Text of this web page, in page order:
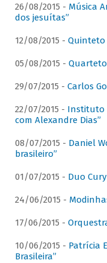
26/08/2015 - Música
dos jesuítas”
12/08/2015 - Quinteto
05/08/2015 -
29/07/2015 - Carlos
22/07/2015 - Instituto
com Alexandre Dias”
08/07/2015 - Daniel
brasileiro”
01/07/2015 - Duo
24/06/2015 -
17/06/2015 -
10/06/2015 - Patrícia
Brasileira”